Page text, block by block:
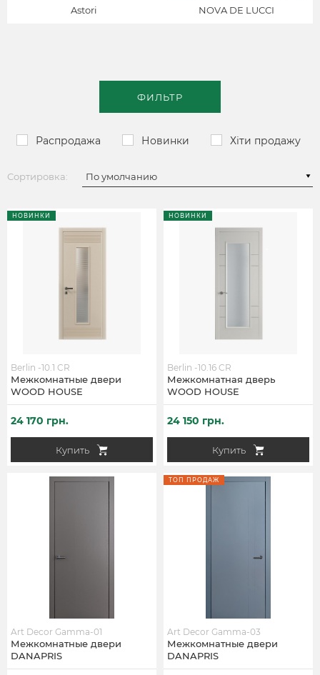
Astori NOVA DE LUCCI
ФИЛЬТР
Распродажа Новинки Хіти продажу
Сортировка:
НОВИНКИ
Межкомнатные двери
WOOD HOUSE
Berlin -10.1 CR
Купить
24 170 грн.
НОВИНКИ
Межкомнатная дверь
WOOD HOUSE
Berlin -10.16 CR
Купить
24 150 грн.
Межкомнатные двери
DANAPRIS
Art Decor Gamma-01
ТОП ПРОДАЖ
Межкомнатные двери
DANAPRIS
Art Decor Gamma-03